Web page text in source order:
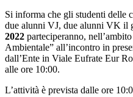
Si informa che gli studenti
due alunni VJ, due alunni VK il
2022 parteciperanno,
Ambientale” all’incontro in
dall’Ente in Viale Eufrate Eur
alle ore 10:00.
L’attività è prevista dalle ore